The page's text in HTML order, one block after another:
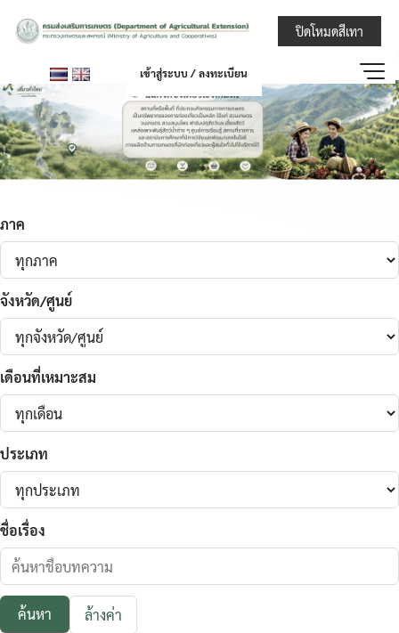
กรมส่งเสริมกา
เข้าสู่ระบบ / ลงทะเบียน
ภาค
จังหวัด/ศูนย์
เดือนที่เหมาะสม
ประเภท
ชื่อเรื่อง
ค้นหา ล้างค่า
ปิดโหมดสีเทา